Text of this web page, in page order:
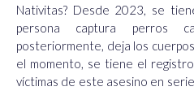
Nativitas? Desde 2023, se
persona captura perros
posteriormente, deja los
el momento, se tiene el
víctimas de este asesino en